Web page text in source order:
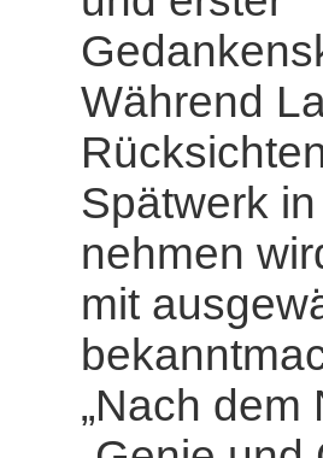
Während
Spätwerk
nehmen
mit
„Nach dem